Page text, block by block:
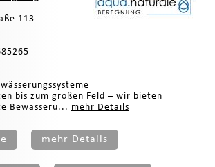
113
bis zum großen Feld – wir bieten
Bewässeru... mehr Details
mehr Details